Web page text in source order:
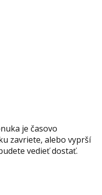
je časovo
zavriete, alebo vyprší
vedieť dostať.